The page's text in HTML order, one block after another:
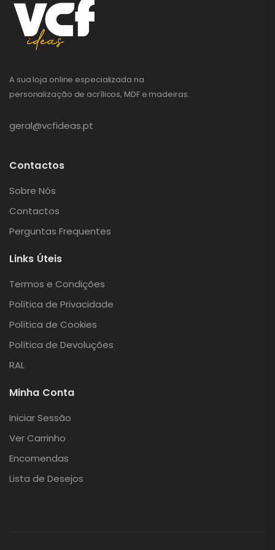
A sua loja online especializada na
personalização de acrílicos, MDF e madeiras.
geral@vcfideas.pt
Contactos
Sobre Nós
Contactos
Perguntas Frequentes
Links Úteis
Termos e Condições
Política de Privacidade
Política de Cookies
Política de Devoluções
RAL
Minha Conta
Iniciar Sessão
Ver Carrinho
Encomendas
Lista de Desejos